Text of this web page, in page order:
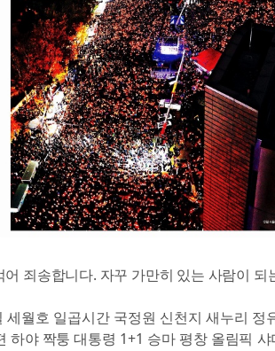
어 죄송합니다. 자꾸 가만히 있는 사람이 되
세월호 일곱시간 국정원 신천지 새누리 정
하야 짝퉁 대통령 1+1 승마 평창 올림픽